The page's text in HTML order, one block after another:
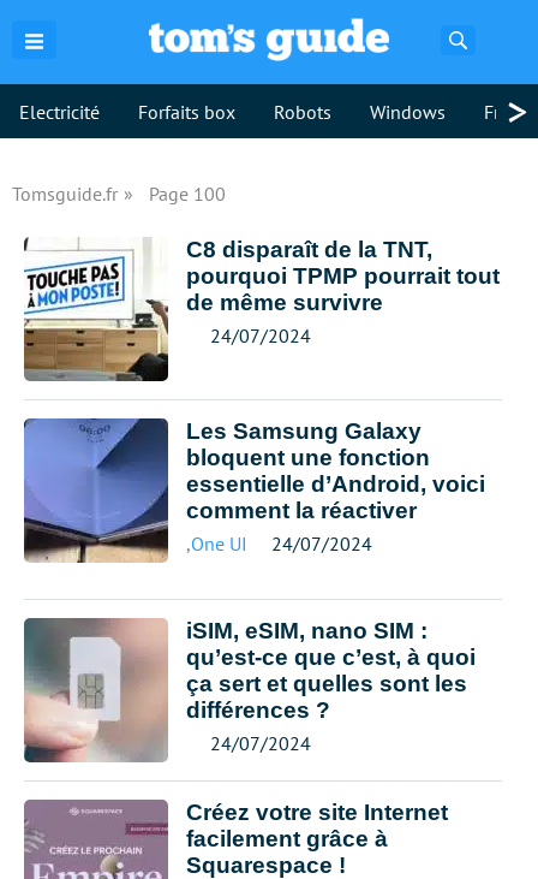
Electricité Forfaits box Robots Windows >
Tomsguide.fr Page 100
C8 disparaît de la TNT,
pourquoi TPMP pourrait tout
de même survivre
24/07/2024
Les Samsung Galaxy
bloquent une fonction
essentielle d’Android, voici
comment la réactiver
,One UI 24/07/2024
iSIM, eSIM, nano SIM :
qu’est-ce que c’est, à quoi
ça sert et quelles sont les
différences ?
24/07/2024
Créez votre site Internet
facilement grâce à
Squarespace !